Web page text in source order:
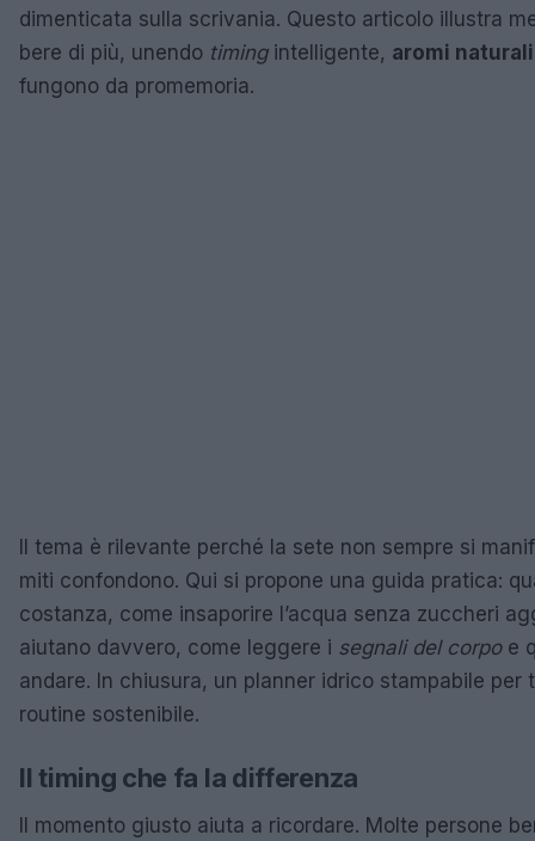
dimenticata sulla scrivania. Questo articolo illustra
bere di più, unendo timingintelligente, aromi naturali
fungono da promemoria.
Il tema è rilevante perché la sete non sempre si
miti confondono. Qui si propone una guida pratica:
costanza, come insaporire l’acqua senza zuccheri
aiutano davvero, come leggere i segnali del corpoe
andare. In chiusura, un planner idrico stampabile per
routine sostenibile.
Il timing che fa la differenza
Il momento giusto aiuta a ricordare. Molte persone